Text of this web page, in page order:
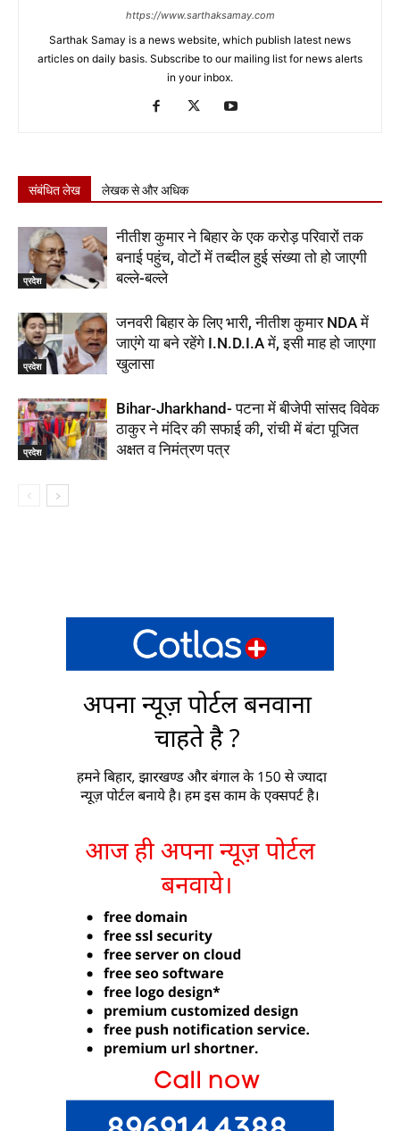
https://www.sarthaksamay.com
Sarthak Samay is a news website, which publish latest news
articles on daily basis. Subscribe to our mailing list for news alerts
in your inbox.
संबंधित लेख लेखक से और अधिक
प्रदेश
नीतीश कुमार ने बिहार के एक करोड़ परिवारों तक
बनाई पहुंच, वोटों में तब्दील हुई संख्या तो हो जाएगी
बल्ले-बल्ले
प्रदेश
जनवरी बिहार के लिए भारी, नीतीश कुमार NDA में
जाएंगे या बने रहेंगे I.N.D.I.A में, इसी माह हो जाएगा
खुलासा
प्रदेश
Bihar-Jharkhand- पटना में बीजेपी सांसद विवेक
ठाकुर ने मंदिर की सफाई की, रांची में बंटा पूजित
अक्षत व निमंत्रण पत्र